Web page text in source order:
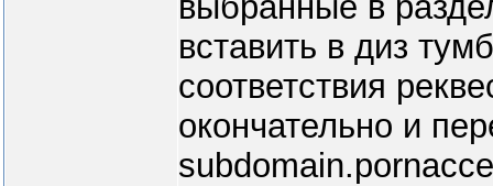
вставить в диз
соответствия
окончательно и